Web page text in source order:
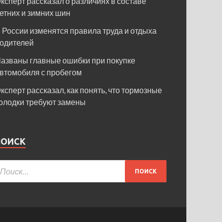
и зимних шин
России изменятся правила труда и отдыха
главные ошибки при покупке
с пробегом
рассказал, как понять, что тормозные
требуют замены